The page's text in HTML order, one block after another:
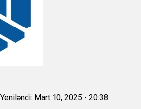
Yeniləndi: Mart 10, 2025 - 20:38